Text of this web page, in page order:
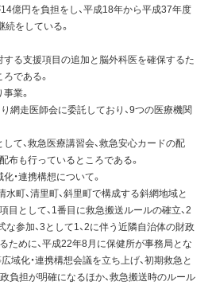
億円を負担をし、平成18年から平成37年度
をしている。
る支援項目の追加と脳外科医を確保するた
である。
業。
網走医師会に委託しており、9つの医療機関
て、救急医療講習会、救急安心カードの配
布も行っているところである。
・連携構想について。
水町、清里町、斜里町で構成する斜網地域と
目として、1番目に救急搬送ルールの確立、2
参加、3として1、2に伴う近隣自治体の財政
ために、平成22年8月に保健所が事務局とな
域化・連携構想会議を立ち上げ、初期救急と
負担が明確になるほか、救急搬送時のルール